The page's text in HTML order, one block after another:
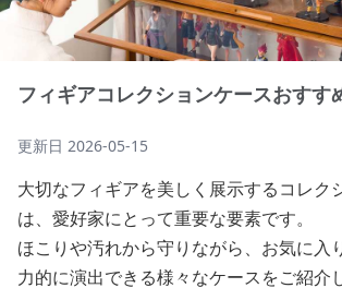
フィギアコレクションケースおすす
更新日 2026-05-15
大切なフィギアを美しく展示するコレク
は、愛好家にとって重要な要素です。
ほこりや汚れから守りながら、お気に入
力的に演出できる様々なケースをご紹介